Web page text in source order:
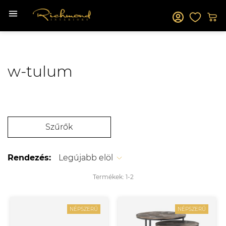
w-tulum
Szűrők
Rendezés: Legújabb elöl
Termékek: 1-2
NÉPSZERŰ NÉPSZERŰ